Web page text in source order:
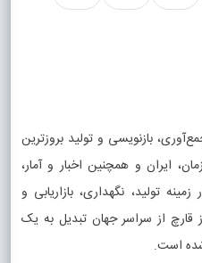
بازنویسی و تولید بروزترین
ایران و همچنین اخبار و آمار،
تولید، نگهداری، بازاریابی و
قارچ از سراسر جهان تبدیل به یک
است.